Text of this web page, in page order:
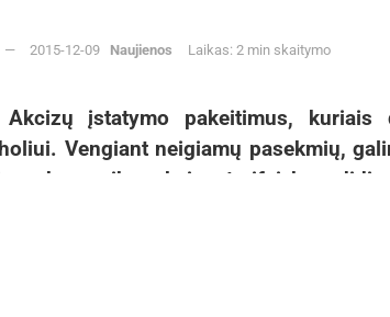
2015-12-09 Naujienos Laikas: 2 min skaitymo
Akcizų įstatymo pakeitimus,
Vengiant neigiamų pasekmių,
ekonomiką, akcizo tarifai bus